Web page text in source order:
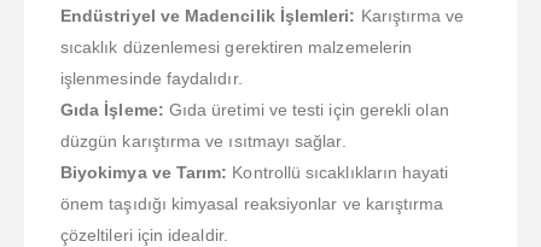
Endüstriyel ve Madencilik İşlemleri: Karıştırma ve
sıcaklık düzenlemesi gerektiren malzemelerin
işlenmesinde faydalıdır.
Gıda İşleme: Gıda üretimi ve testi için gerekli olan
düzgün karıştırma ve ısıtmayı sağlar.
Biyokimya ve Tarım: Kontrollü sıcaklıkların hayati
önem taşıdığı kimyasal reaksiyonlar ve karıştırma
çözeltileri için idealdir.